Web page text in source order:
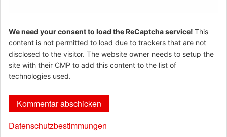
We need your consent to load the ReCaptcha service! This
content is not permitted to load due to trackers that are not
disclosed to the visitor. The website owner needs to setup the
site with their CMP to add this content to the list of
technologies used.
Datenschutzbestimmungen